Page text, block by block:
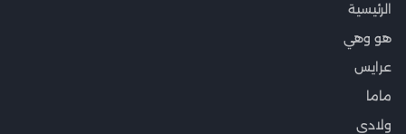
الرئيسية
هو وهي
عرايس
ماما
ولادى